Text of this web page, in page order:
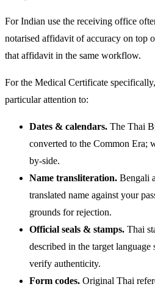
For Indian use the receiving office
notarised affidavit of accuracy on top
that affidavit in the same workflow.
For the Medical Certificate
particular attention to:
Dates & calendars. The Thai
converted to the Common Era;
by-side.
Name transliteration. Bengali
translated name against your
grounds for rejection.
Official seals & stamps. Thai
described in the target language
verify authenticity.
Form codes. Original Thai